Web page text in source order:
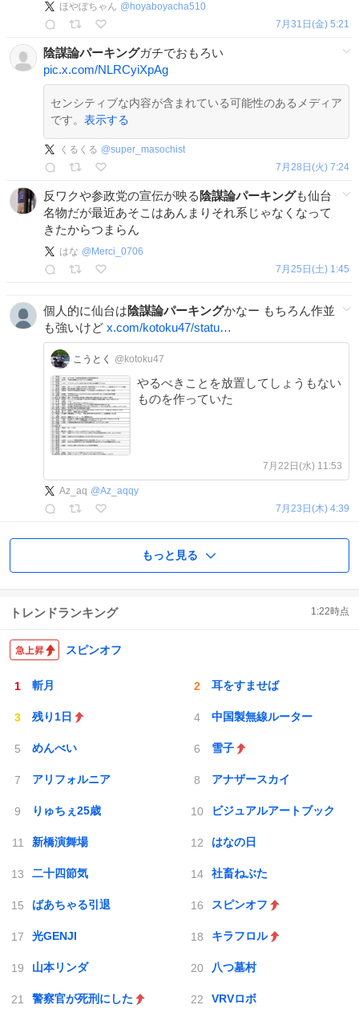
ほやぼちゃん @ hoyaboyacha510
7月31日(金) 5:21
陰謀論パーキングガチでおもろい
pic.x.com/NLRCyiXpAg
センシティブな内容が含まれている可能性のあるメディア
です。 表示する
くるくる @super_masochist
7月28日(火) 7:24
反ワクや参政党の宣伝が映る 陰謀論パーキングも仙台
名物だが最近あそこはあんまりそれ系じゃなくなって
きたからつまらん
はな @ Merci_0706
7月25日(土) 1:45
個人的に仙台は陰謀論パーキングかなー もちろん作並
も強いけど x.com/kotoku47/statu…
こうとく @kotoku47
やるべきことを放置してしょうもない
ものを作っていた
7月22日(水) 11:53
Az_aq @Az_aqqy
7月23日(木) 4:39
もっと見る
トレンドランキング 1:22時点
スピンオフ
斬月 耳をすませば
残り1日 中国製無線ルーター
めんべい 雪子
アリフォルニア アナザースカイ
りゅちぇ25歳 ビジュアルアートブック
新橋演舞場 はなの日
二十四節気 社畜ねぶた
ばあちゃる引退 スピンオフ
光GENJI キラフロル
山本リンダ 八つ墓村
警察官が死刑にした VRVロボ